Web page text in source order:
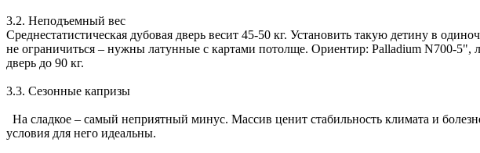
3.2. Неподъемный вес
Среднестатистическая дубовая дверь весит 45-50 кг. Установить такую детину в
не ограничиться – нужны латунные с картами потолще. Ориентир: Palladium N700-
дверь до 90 кг.
3.3. Сезонные капризы
На сладкое – самый неприятный минус. Массив ценит стабильность климата и
условия для него идеальны.